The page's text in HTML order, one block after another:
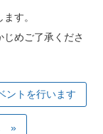
す。
めご了承くださ
ントを行います